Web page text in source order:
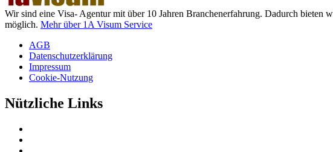
Wir sind eine Visa- Agentur mit über 10 Jahren Branchenerfahrung. Dadurch
möglich. Mehr über 1A Visum Service
AGB
Datenschutzerklärung
Impressum
Cookie-Nutzung
Nützliche Links